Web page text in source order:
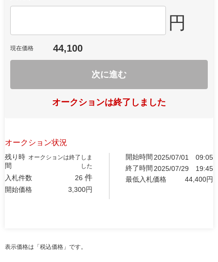
円
現在価格 44,100
次に進む
オークションは終了しました
オークション状況
残り時
間
オークションは終了しま
した
入札件数 26 件
開始価格 3,300円
開始時間 2025/07/01
09:05
終了時間 2025/07/29
19:45
最低入札価格
44,400円
表示価格は「税込価格」です。